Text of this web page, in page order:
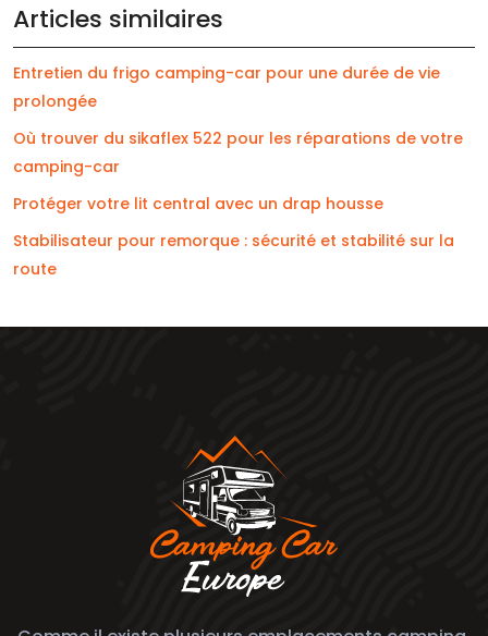
Articles similaires
Entretien du frigo camping-car pour une durée de vie
prolongée
Où trouver du sikaflex 522 pour les réparations de votre
camping-car
Protéger votre lit central avec un drap housse
Stabilisateur pour remorque : sécurité et stabilité sur la
route